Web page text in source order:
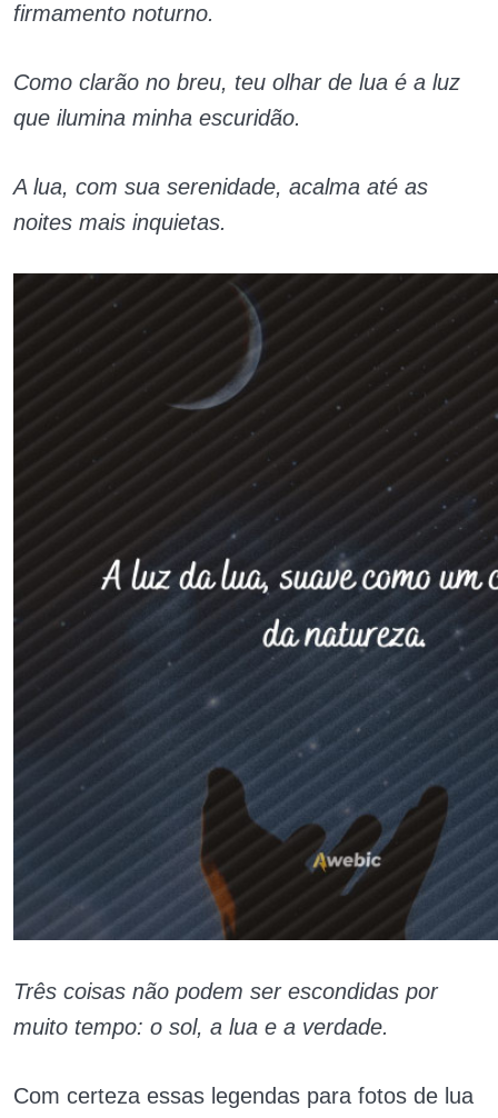
firmamento noturno.
Como clarão no breu, teu olhar de lua é a luz
que ilumina minha escuridão.
A lua, com sua serenidade, acalma até as
noites mais inquietas.
Três coisas não podem ser escondidas por
muito tempo: o sol, a lua e a verdade.
Com certeza essas legendas para fotos de lua